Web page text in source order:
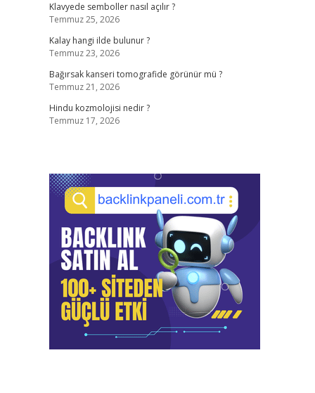
Klavyede semboller nasıl açılır ?
Temmuz 25, 2026
Kalay hangi ilde bulunur ?
Temmuz 23, 2026
Bağırsak kanseri tomografide görünür mü ?
Temmuz 21, 2026
Hindu kozmolojisi nedir ?
Temmuz 17, 2026